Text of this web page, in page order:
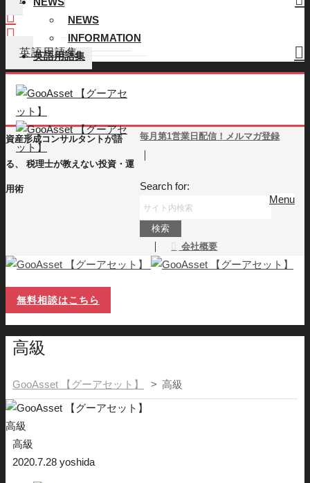
NEWS
INFORMATION
英語用語集
Menu
資産形成コンサルタントが語
る、 税理士が教えない投資・運
用術
毎月第1営業日配信！メルマガ登録
｜
Search for:
｜ 会社概要
NEWS
INFORMATION
英語用語集
無料相談はこちら
高級
GooAsset 【グーアセット】 > 高級
高級
高級
2020.7.28 yoshida